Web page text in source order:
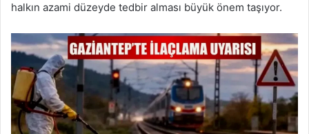
halkın azami düzeyde tedbir alması büyük önem taşıyor.